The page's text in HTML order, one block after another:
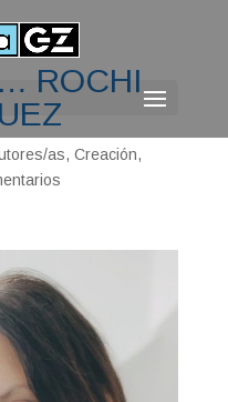
ROCHI
as, Creación,